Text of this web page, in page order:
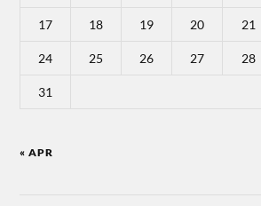
17 18 19 20 21
24 25 26 27 28
31
« APR